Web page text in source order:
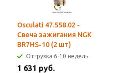
Osculati 47.558.02 -
Свеча зажигания NGK
BR7HS-10 (2 шт)
Отгрузка 6-10 недель
1 631 руб.